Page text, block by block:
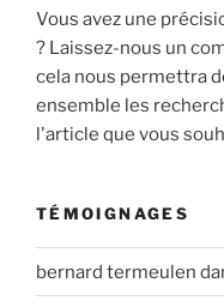
Vous avez une
? Laissez-nous un
cela nous permettra
ensemble les
l'article que vous
TÉMOIGNAGES
bernard termeulen